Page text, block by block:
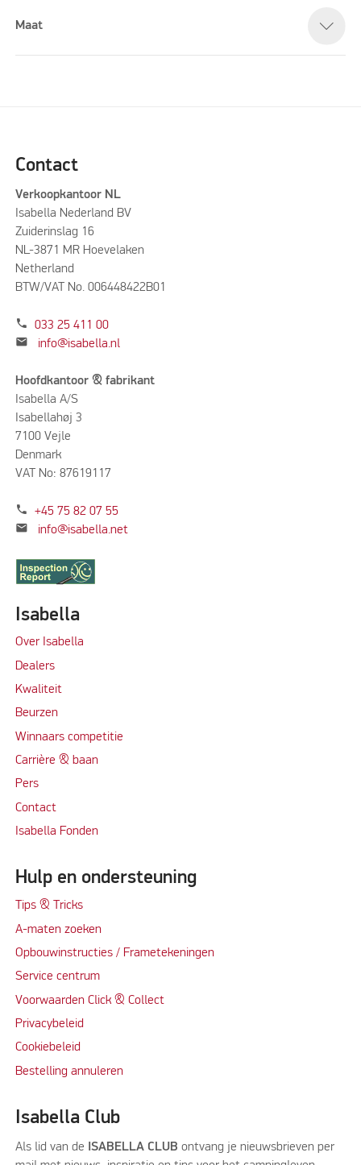
Maat
Contact
Verkoopkantoor NL
Isabella Nederland BV
Zuiderinslag 16
NL-3871 MR Hoevelaken
Netherland
BTW/VAT No. 006448422B01
phone 033 25 411 00
mail info@isabella.nl
Hoofdkantoor & fabrikant
Isabella A/S
Isabellahøj 3
7100 Vejle
Denmark
VAT No: 87619117
phone +45 75 82 07 55
mail info@isabella.net
Isabella
Over Isabella
Dealers
Kwaliteit
Beurzen
Winnaars competitie
Carrière & baan
Pers
Contact
Isabella Fonden
Hulp en ondersteuning
Tips & Tricks
A-maten zoeken
Opbouwinstructies / Frametekeningen
Service centrum
Voorwaarden Click & Collect
Privacybeleid
Cookiebeleid
Bestelling annuleren
Isabella Club
Als lid van de ISABELLA CLUB ontvang je nieuwsbrieven per